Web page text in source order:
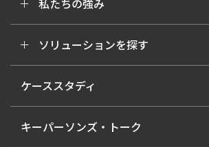
ソリューションを探す
ケーススタディ
キーパーソンズ・トーク